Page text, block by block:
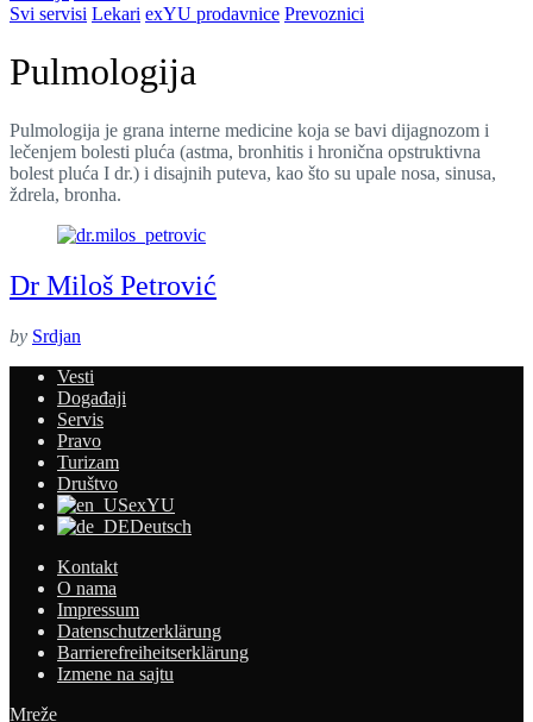
Svi servisi Lekari exYU prodavnice Prevoznici
Pulmologija
Pulmologija je grana interne medicine koja se bavi dijagnozom i
lečenjem bolesti pluća (astma, bronhitis i hronična opstruktivna
bolest pluća I dr.) i disajnih puteva, kao što su upale nosa, sinusa,
ždrela, bronha.
Dr Miloš Petrović
by Srdjan
Vesti
Događaji
Servis
Pravo
Turizam
Društvo
exYU
Deutsch
Kontakt
O nama
Impressum
Datenschutzerklärung
Barrierefreiheitserklärung
Izmene na sajtu
Mreže